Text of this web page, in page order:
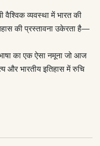
वैश्विक व्यवस्था में भारत की
की प्रस्तावना उकेरता है—
का एक ऐसा नमूना जो आज
और भारतीय इतिहास में रुचि